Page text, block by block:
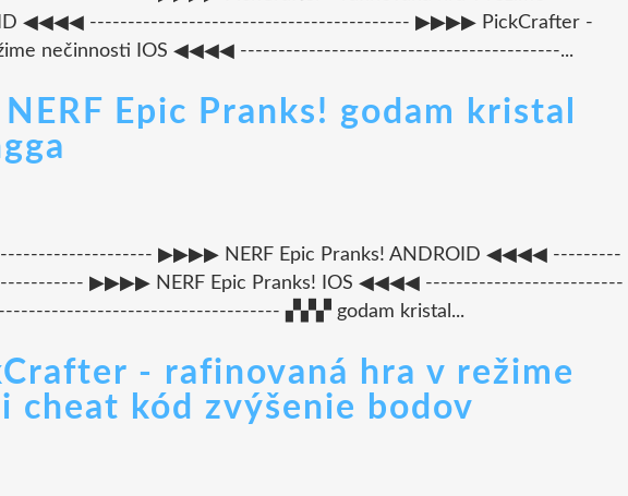
◀◀◀◀ ------------------------------------------ ▶▶▶▶ PickCrafter -
nečinnosti IOS ◀◀◀◀ ------------------------------------------...
Epic Pranks! godam kristal
▶▶▶▶ NERF Epic Pranks! ANDROID ◀◀◀◀ ---------
▶▶▶▶ NERF Epic Pranks! IOS ◀◀◀◀ --------------------------
▞▞▞ godam kristal...
- rafinovaná hra v režime
cheat kód zvýšenie bodov